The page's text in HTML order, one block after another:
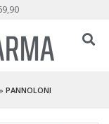
» PANNOLONI